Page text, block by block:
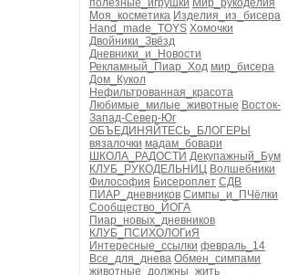
полезные_игрушки Мир_рукоделия
Моя_косметика Изделия_из_бисера
Hand_made_TOYS Хомочки
Двойники_Звёзд
Дневники_и_Новости
Рекламный_Пиар_Ход мир_бисера
Дом_Кукол
Нефильтрованная_красота
Любимые_милые_животные Восток-
Запад-Север-Юг
ОБЪЕДИНЯЙТЕСЬ_БЛОГЕРЫ
вязалочки мадам_бовари
ШКОЛА_РАДОСТИ Декупажный_Бум
КЛУБ_РУКОДЕЛЬНИЦ Волшебники
Философия Бисероплет СДВ
ПИАР_дневников Симпы_и_ПЧёлки
Сообщество_ЙОГА
Пиар_новых_дневников
КЛУБ_ПСИХОЛОГиЯ
Интересные_ссылки февраль_14
Все_для_днева Обмен_симпами
животные_должны_жить